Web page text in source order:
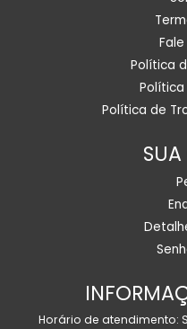
Política
Política
Política de
Horário de atendimento: